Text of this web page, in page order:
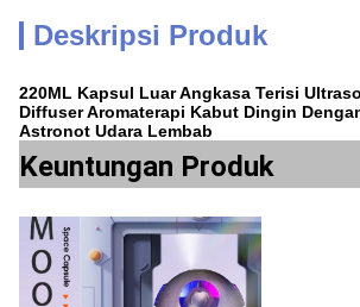
Deskripsi Produk
220ML Kapsul Luar Angkasa Terisi
Diffuser Aromaterapi Kabut Dingin
Astronot Udara Lembab
Keuntungan Produk